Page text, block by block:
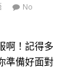
No
啊！記得多
準備好面對